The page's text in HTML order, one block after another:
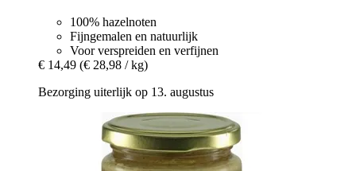
100% hazelnoten
Fijngemalen en natuurlijk
Voor verspreiden en verfijnen
€ 14,49 (€ 28,98 / kg)
Bezorging uiterlijk op 13. augustus